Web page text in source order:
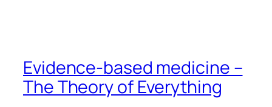
Evidence-based medicine –
The Theory of Everything